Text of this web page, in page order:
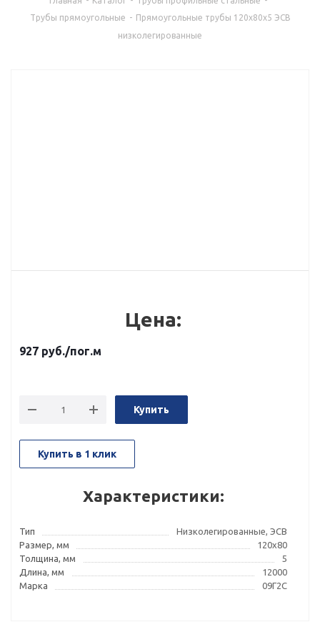
Трубы прямоугольные - Прямоугольные трубы 120x80x5 ЭСВ
низколегированные
Цена:
927 руб./пог.м
Купить
Купить в 1 клик
Характеристики:
Тип
Низколегированные, ЭСВ
Размер, мм
120x80
Толщина, мм
5
Длина, мм
12000
Марка
09Г2С